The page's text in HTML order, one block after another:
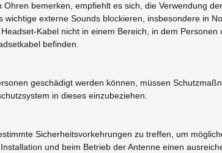
bemerken, empfiehlt es sich, die Verwendung
externe Sounds blockieren, insbesondere in
Kabel nicht in einem Bereich, in dem
befinden.
geschädigt werden können, müssen
in dieses einzubeziehen.
Sicherheitsvorkehrungen zu treffen, um
und beim Betrieb der Antenne einen